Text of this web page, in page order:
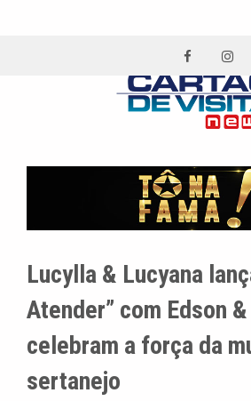
Lucylla & Lucyana
Atender” com Edson
celebram a força da
sertanejo